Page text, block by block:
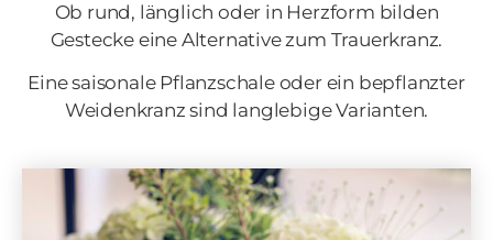
Ob rund, länglich oder in Herzform bilden
Gestecke eine Alternative zum Trauerkranz.
Eine saisonale Pflanzschale oder ein bepflanzter
Weidenkranz sind langlebige Varianten.